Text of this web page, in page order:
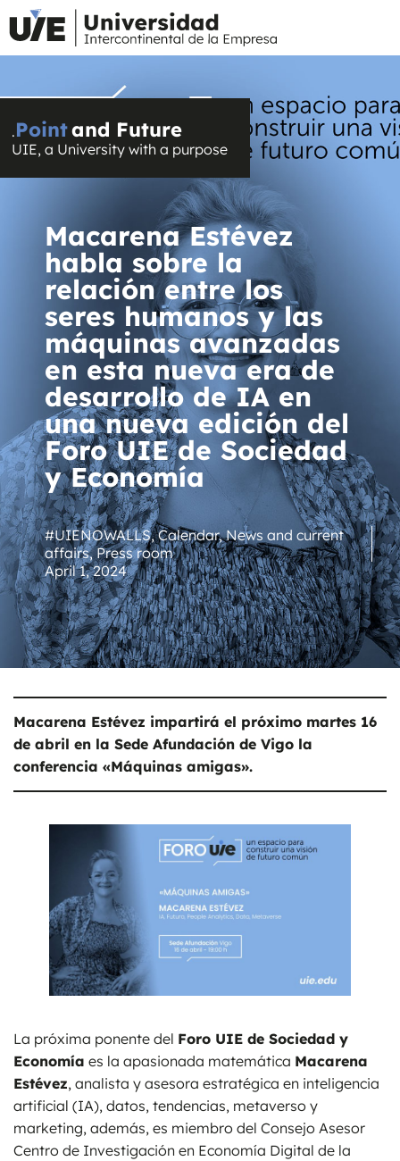
.Pointand Future
UIE, a University with a purpose
Macarena Estévez
habla sobre la
relación entre los
seres humanos y las
máquinas avanzadas
en esta nueva era de
desarrollo de IA en
una nueva edición del
Foro UIE de Sociedad
y Economía
#UIENOWALLS,Calendar,News and current
affairs,Press room
April 1, 2024
Macarena Estévez impartirá el próximo martes 16
de abril en la Sede Afundación de Vigo la
conferencia «Máquinas amigas».
La próxima ponente del Foro UIE de Sociedad y
Economía es la apasionada matemática Macarena
Estévez, analista y asesora estratégica en inteligencia
artificial (IA), datos, tendencias, metaverso y
marketing, además, es miembro del Consejo Asesor
Centro de Investigación en Economía Digital de la